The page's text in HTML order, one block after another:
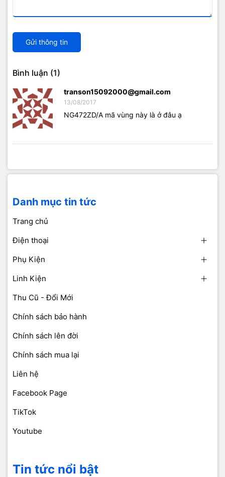
Gửi thông tin
Bình luận (1)
transon15092000@gmail.com
13/08/2017
NG472ZD/A mã vùng này là ở đâu ạ
Danh mục tin tức
Trang chủ
Điện thoại
Phụ Kiện
Linh Kiện
Thu Cũ - Đổi Mới
Chính sách bảo hành
Chính sách lên đời
Chính sách mua lại
Liên hệ
Facebook Page
TikTok
Youtube
Tin tức nổi bật